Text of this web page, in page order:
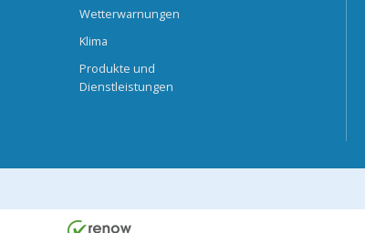
Wetterwarnungen
Klima
Produkte und
Dienstleistungen